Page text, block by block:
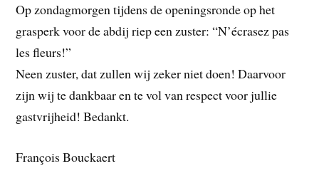
Op zondagmorgen tijdens de openingsronde op het
grasperk voor de abdij riep een zuster: “N’écrasez pas
les fleurs!”
Neen zuster, dat zullen wij zeker niet doen! Daarvoor
zijn wij te dankbaar en te vol van respect voor jullie
gastvrijheid! Bedankt.
François Bouckaert